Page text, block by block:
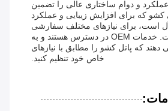
و دوام ساختاری عالی را تضمین
که برای افزایش زیبایی و عملکرد
آل است، برای نیازهای مختلف سفارشی
سازی عالی است. خدمات OEM در دسترس هستند و به
دهند که پانل کشو را مطابق با نیازهای
خاص خود تنظیم کنید.